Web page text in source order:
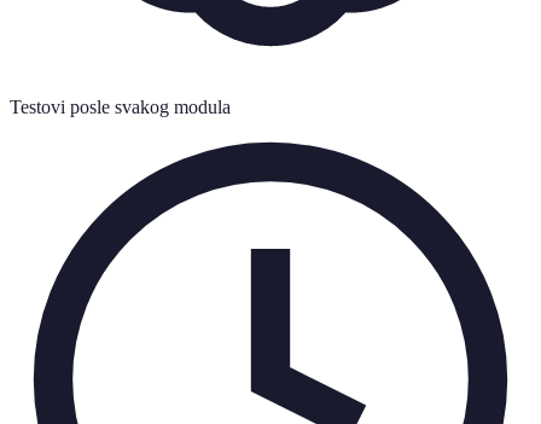
Testovi posle svakog modula